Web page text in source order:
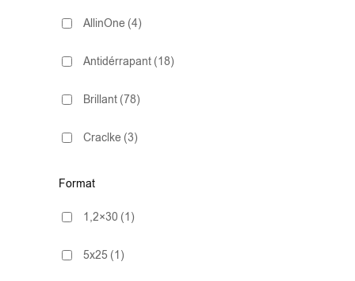
AllinOne (4)
Antidérrapant (18)
Brillant (78)
Craclke (3)
ExtraWhite
Lapado (1)
Mate (278)
Format
1,2×30 (1)
5x25 (1)